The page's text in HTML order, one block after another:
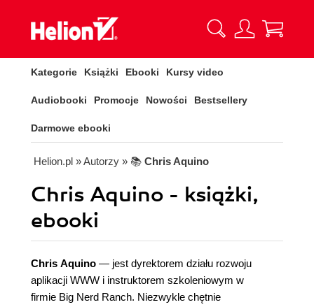
Kategorie Książki Ebooki Kursy video
Audiobooki Promocje Nowości Bestsellery
Darmowe ebooki
Helion.pl » Autorzy » 📚 Chris Aquino
Chris Aquino - książki,
ebooki
Chris Aquino — jest dyrektorem działu rozwoju
aplikacji WWW i instruktorem szkoleniowym w
firmie Big Nerd Ranch. Niezwykle chętnie